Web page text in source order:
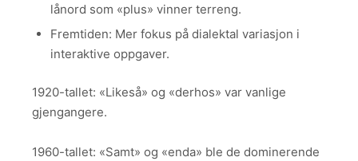
lånord som «plus» vinner terreng.
Fremtiden: Mer fokus på dialektal variasjon i
interaktive oppgaver.
1920-tallet: «Likeså» og «derhos» var vanlige
gjengangere.
1960-tallet: «Samt» og «enda» ble de dominerende